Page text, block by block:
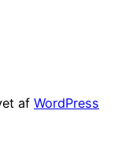
af WordPress